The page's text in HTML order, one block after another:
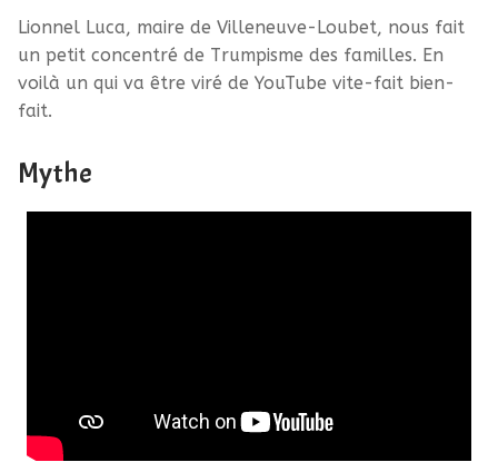
Lionnel Luca, maire de Villeneuve-Loubet, nous fait
un petit concentré de Trumpisme des familles. En
voilà un qui va être viré de YouTube vite-fait bien-
fait.
Mythe